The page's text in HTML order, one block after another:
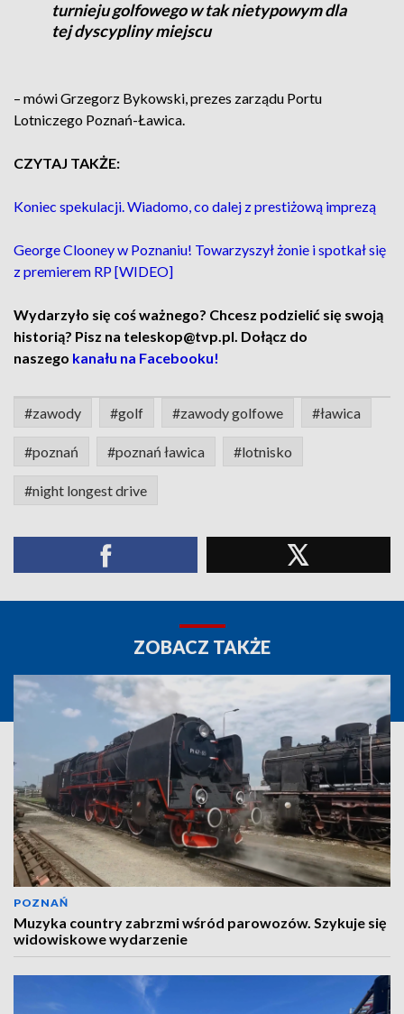
turnieju golfowego w tak nietypowym dla
tej dyscypliny miejscu
– mówi Grzegorz Bykowski, prezes zarządu Portu
Lotniczego Poznań-Ławica.
CZYTAJ TAKŻE:
Koniec spekulacji. Wiadomo, co dalej z prestiżową imprezą
George Clooney w Poznaniu! Towarzyszył żonie i spotkał się
z premierem RP [WIDEO]
Wydarzyło się coś ważnego? Chcesz podzielić się swoją
historią? Pisz na teleskop@tvp.pl. Dołącz do
naszego kanału na Facebooku!
#zawody #golf #zawody golfowe #ławica
#poznań #poznań ławica #lotnisko
#night longest drive
ZOBACZ TAKŻE
POZNAŃ
Muzyka country zabrzmi wśród parowozów. Szykuje się
widowiskowe wydarzenie